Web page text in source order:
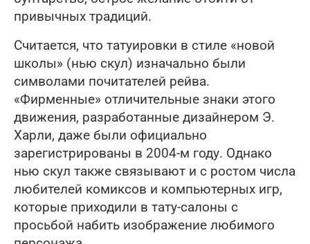
привычных традиций.
Считается, что татуировки в стиле «новой
школы» (нью скул) изначально были
символами почитателей рейва.
«Фирменные» отличительные знаки этого
движения, разработанные дизайнером Э.
Харли, даже были официально
зарегистрированы в 2004-м году. Однако
нью скул также связывают и с ростом числа
любителей комиксов и компьютерных игр,
которые приходили в тату-салоны с
просьбой набить изображение любимого